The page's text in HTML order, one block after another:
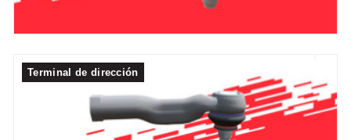
Terminal de dirección